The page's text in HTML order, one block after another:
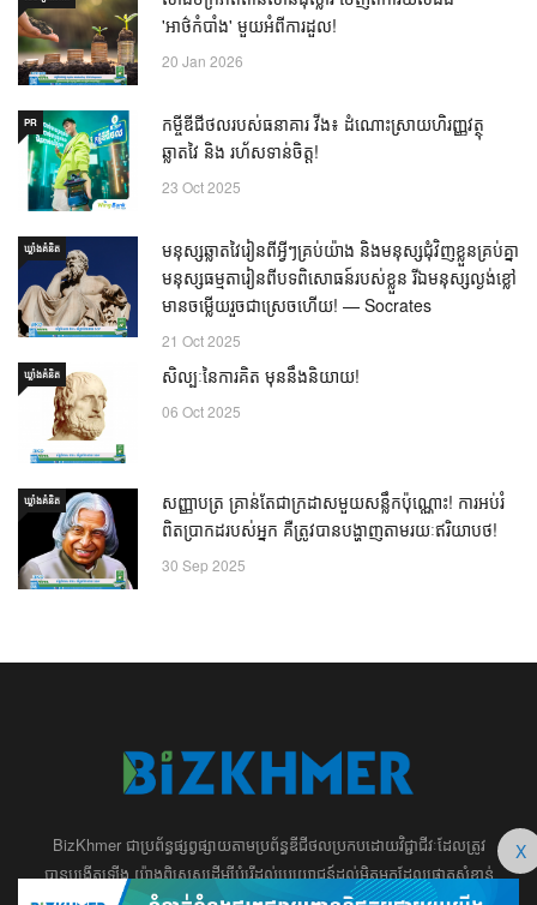
'អាថ៌កំបាំង' មួយអំពីការដួល!
20 Jan 2026
PR
កម្ចីឌីជីថលរបស់ធនាគារ វីង៖ ដំណោះស្រាយហិរញ្ញវត្ថុ
ឆ្លាតវៃ និង រហ័សទាន់ចិត្ត!
23 Oct 2025
ឃ្លាំង​គំនិត
មនុស្សឆ្លាតវៃរៀនពីអ្វីៗគ្រប់យ៉ាង និងមនុស្សជុំវិញខ្លួនគ្រប់គ្នា
មនុស្សធម្មតារៀនពីបទពិសោធន៍របស់ខ្លួន រីឯមនុស្សល្ងង់ខ្លៅ
មានចម្លើយរួចជាស្រេចហើយ! — Socrates
21 Oct 2025
ឃ្លាំង​គំនិត សិល្បៈនៃការគិត មុននឹងនិយាយ!
06 Oct 2025
ឃ្លាំង​គំនិត
សញ្ញាបត្រ គ្រាន់តែជាក្រដាសមួយសន្លឹកប៉ុណ្ណោះ! ការអប់រំ
ពិតប្រាកដរបស់អ្នក គឺត្រូវបានបង្ហាញតាមរយៈឥរិយាបថ!
30 Sep 2025
BizKhmer ​ជា​​ប្រព័ន្ធ​ផ្សព្វផ្សាយ​តាម​ប្រព័ន្ធ​ឌីជីថល​​​ប្រកប​ដោយ​វិជ្ជាជីវៈ​ដែល​​​ត្រូវ​
បាន​បង្កើតឡើង យ៉ាង​ពិសេស​​ដើម្បី​បំរើ​ដល់​ប្រយោជន៍​​​ដល់​មិត្ត​អ្នក​ដែល​ផ្ដោត​សំខាន់​
X